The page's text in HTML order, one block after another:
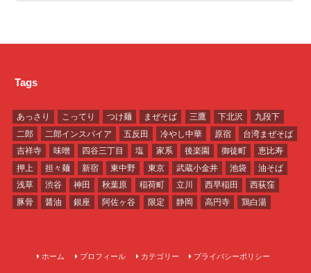
Tags
あっさり こってり つけ麺 まぜそば 三鷹 下北沢
九段下
二郎
二郎インスパイア 五反田 冷やし中華 原宿
台湾まぜそば
吉祥寺
味噌 四谷三丁目 塩 家系 後楽園 御徒町
恵比寿
押上
担々麺 新宿 東中野 東京 武蔵小金井 池袋
油そば
浅草
渋谷 神田 秋葉原 稲荷町 立川 西早稲田
西荻窪
豚骨
醤油 銀座 阿佐ヶ谷 限定 静岡 高円寺 鶏白湯
ホーム プロフィール カテゴリー プライバシーポリシー